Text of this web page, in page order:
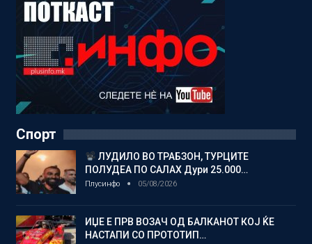
Спорт
ЛУДИЛО ВО ТРАБЗОН, ТУРЦИТЕ
ПОЛУДЕА ПО САЛАХ Дури 25.000…
Плусинфо 05/08/2026
ИЏЕ Е ПРВ ВОЗАЧ ОД БАЛКАНОТ КОЈ ЌЕ
НАСТАПИ СО ПРОТОТИП…